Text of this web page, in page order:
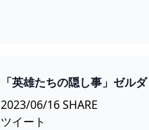
「英雄たちの隠し事」ゼル
GAMEGAMINGGAMES
2023/06/16 SHARE
ツイート